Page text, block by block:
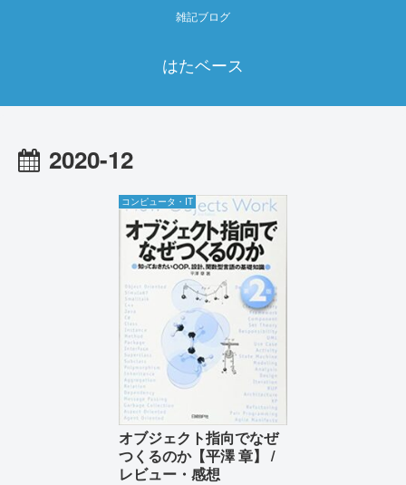
雑記ブログ
はたベース
2020-12
コンピュータ・IT
オブジェクト指向でなぜ
つくるのか【平澤 章】 /
レビュー・感想